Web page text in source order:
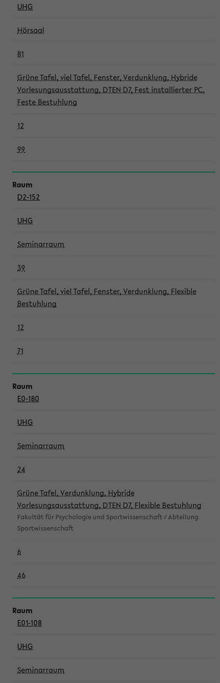
UHG
Hörsaal
81
Grüne Tafel, viel Tafel, Fenster, Verdunklung, Hybride
Vorlesungsausstattung, DTEN D7, Fest installierter PC,
Feste Bestuhlung
12
99
D2-152
UHG
Seminarraum
39
Grüne Tafel, viel Tafel, Fenster, Verdunklung, Flexible
Bestuhlung
12
71
E0-180
UHG
Seminarraum
24
Grüne Tafel, Verdunklung, Hybride
Vorlesungsausstattung, DTEN D7, Flexible Bestuhlung
Fakultät für Psychologie und Sportwissenschaft / Abteilung
Sportwissenschaft
6
46
E01-108
UHG
Seminarraum